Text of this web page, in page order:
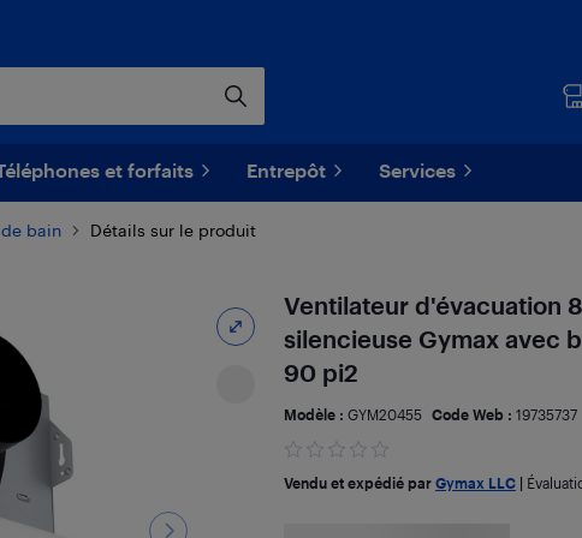
et forfaits Entrepôt Services
bain Détails sur le produit
Ventilateur d'évacuation
silencieuse Gymax avec
90 pi2
Modèle : GYM20455 Code Web : 19735737
Vendu et expédié par Gymax LLC|